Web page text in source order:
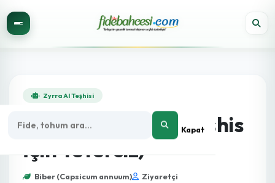
Genel Görünüm (Teşhis
İçin Yetersiz)